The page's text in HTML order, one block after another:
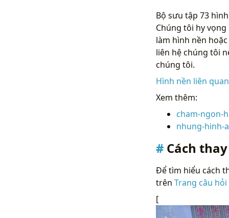
Bộ sưu tập 73
Chúng tôi hy
làm hình nền
liên hệ chúng tôi
chúng tôi.
Hình nền liên
Xem thêm:
cham-ngon-
nhung-hinh-
Cách
Để tìm hiểu cách
trên Trang câu
[